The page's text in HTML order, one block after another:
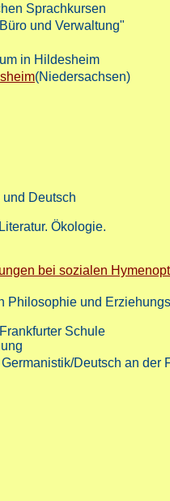
Sprachkursen
und Verwaltung"
in Hildesheim
(Niedersachsen)
Deutsch
Ökologie.
bei sozialen
Philosophie und
Schule
Deutsch an der